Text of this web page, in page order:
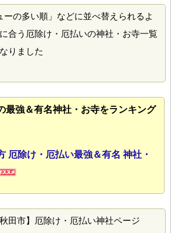
ーの多い順」などに並べ替えられるよ
合う厄除け・厄払いの神社・お寺一覧
りました
最強＆有名神社・お寺をランキング
厄除け・厄払い最強＆有名 神社・
田市】厄除け・厄払い神社ページ